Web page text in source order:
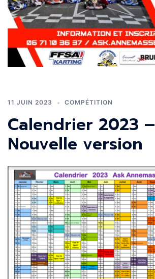
11 JUIN 2023 COMPÉTITION
Calendrier 2023 –
Nouvelle version